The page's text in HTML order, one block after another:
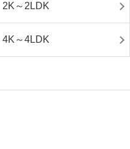
2K～2LDK
4K～4LDK